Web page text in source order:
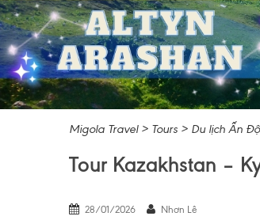
Migola Travel> Tours > Du lịch Ấn
Tour Kazakhstan –
28/01/2026 Nhơn Lê